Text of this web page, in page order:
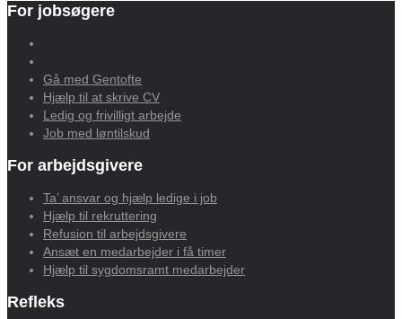
For jobsøgere
Gå med Gentofte
Hjælp til at skrive CV
Ledig og frivilligt arbejde
Job med løntilskud
For arbejdsgivere
Ta’ ansvar og hjælp ledige i job
Hjælp til rekruttering
Refusion til arbejdsgivere
Ansæt en medarbejder i få timer
Hjælp til sygdomsramt medarbejder
Refleks